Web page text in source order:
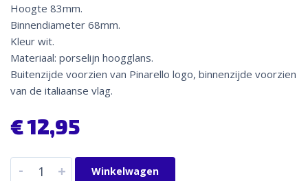
Hoogte 83mm.
Binnendiameter 68mm.
Kleur wit.
Materiaal: porselijn hoogglans.
Buitenzijde voorzien van Pinarello logo, binnenzijde voorzien
van de italiaanse vlag.
€12,95
- + Winkelwagen